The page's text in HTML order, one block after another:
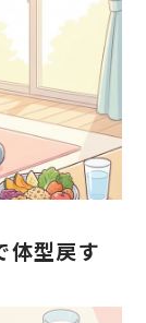
体型戻す